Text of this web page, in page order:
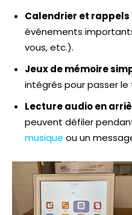
Calendrier et rappels
événements
vous, etc.).
Jeux de mémoire
intégrés pour passer le
Lecture audio en
peuvent défiler
musique ou un